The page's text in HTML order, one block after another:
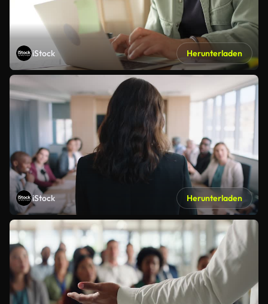
iStock Herunterladen
iStock Herunterladen